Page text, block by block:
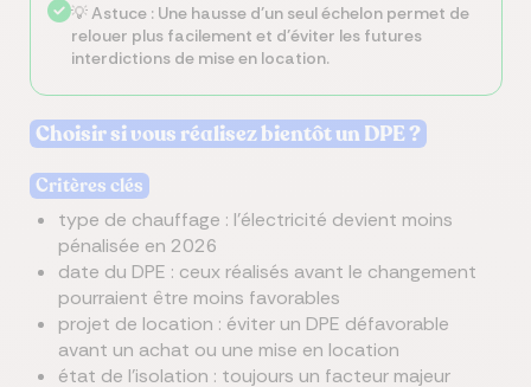
💡 Astuce : Une hausse d’un seul échelon permet de
relouer plus facilement et d’éviter les futures
interdictions de mise en location.
Choisir si vous réalisez bientôt un DPE ?
Critères clés
type de chauffage : l’électricité devient moins
pénalisée en 2026
date du DPE : ceux réalisés avant le changement
pourraient être moins favorables
projet de location : éviter un DPE défavorable
avant un achat ou une mise en location
état de l’isolation : toujours un facteur majeur